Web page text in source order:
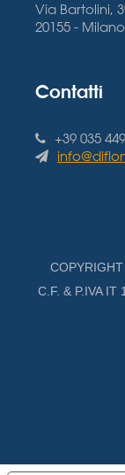
Via Bartolini,
20155 -
Contatti
+39 035
C.F. & P.IVA IT